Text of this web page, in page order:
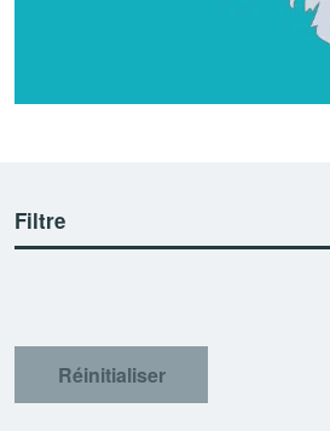
Filtre
Réinitialiser